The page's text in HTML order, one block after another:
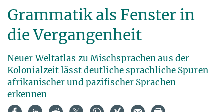
Grammatik als Fenster in
die Vergangenheit
Neuer Weltatlas zu Mischsprachen aus der
Kolonialzeit lässt deutliche sprachliche Spuren
afrikanischer und pazifischer Sprachen
erkennen